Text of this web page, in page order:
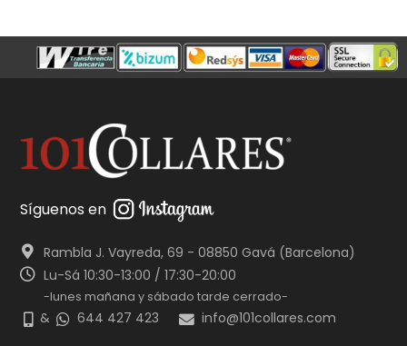
Síguenos en
Rambla J. Vayreda, 69 - 08850 Gavá (Barcelona)
Lu-Sá 10:30-13:00 / 17:30-20:00
-lunes mañana y sábado tarde cerrado-
& 644 427 423 info@101collares.com